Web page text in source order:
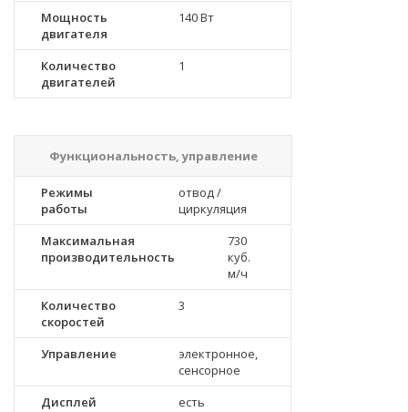
Мощность
двигателя
140 Вт
Количество
двигателей
1
Функциональность, управление
Режимы
работы
отвод /
циркуляция
Максимальная
производительность
730
куб.
м/ч
Количество
скоростей
3
Управление
электронное,
сенсорное
Дисплей
есть